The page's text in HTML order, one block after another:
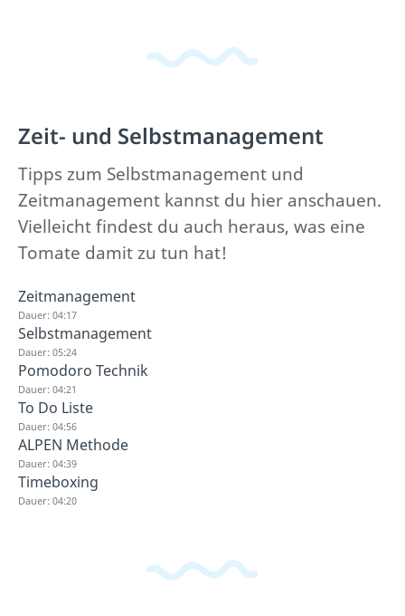
Zeit- und Selbstmanagement
Tipps zum Selbstmanagement und
Zeitmanagement kannst du hier anschauen.
Vielleicht findest du auch heraus, was eine
Tomate damit zu tun hat!
Zeitmanagement
Dauer: 04:17
Selbstmanagement
Dauer: 05:24
Pomodoro Technik
Dauer: 04:21
To Do Liste
Dauer: 04:56
ALPEN Methode
Dauer: 04:39
Timeboxing
Dauer: 04:20